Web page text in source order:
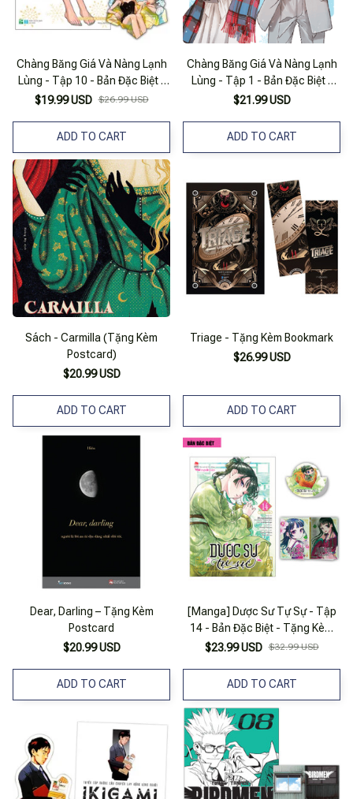
Chàng Băng Giá Và Nàng Lạnh
Lùng - Tập 10 - Bản Đặc Biệt -
Tặng Kèm Bookmark Bông
$19.99 USD $26.99 USD
ADD TO CART
Chàng Băng Giá Và Nàng Lạnh
Lùng - Tập 1 - Bản Đặc Biệt -
Tặng Kèm Bookmark Bông
$21.99 USD
ADD TO CART
Sách - Carmilla (Tặng Kèm
Postcard)
$20.99 USD
ADD TO CART
Triage - Tặng Kèm Bookmark
$26.99 USD
ADD TO CART
Dear, Darling – Tặng Kèm
Postcard
$20.99 USD
ADD TO CART
[Manga] Dược Sư Tự Sự - Tập
14 - Bản Đặc Biệt - Tặng Kèm
Standee Bập Bênh + Booklet
$23.99 USD $32.99 USD
ADD TO CART